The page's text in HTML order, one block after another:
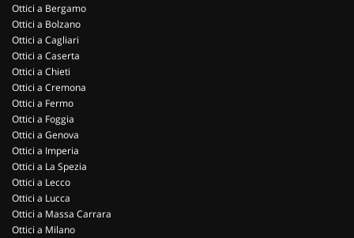
Ottici a Bergamo
Ottici a Bolzano
Ottici a Cagliari
Ottici a Caserta
Ottici a Chieti
Ottici a Cremona
Ottici a Fermo
Ottici a Foggia
Ottici a Genova
Ottici a Imperia
Ottici a La Spezia
Ottici a Lecco
Ottici a Lucca
Ottici a Massa Carrara
Ottici a Milano